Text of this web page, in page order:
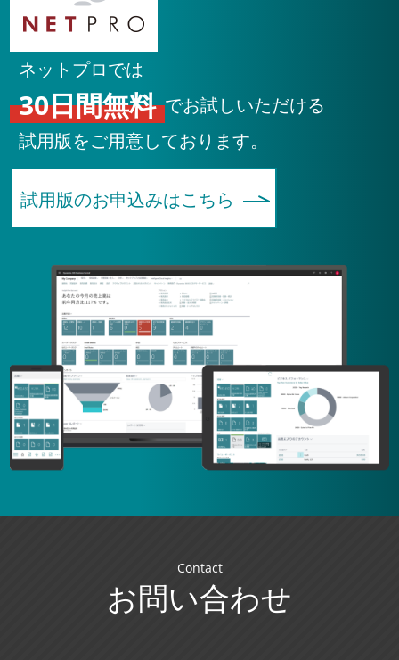
ネットプロでは
30日間無料 でお試しいただける
試用版をご用意しております。
試用版のお申込みはこちら
Contact
お問い合わせ